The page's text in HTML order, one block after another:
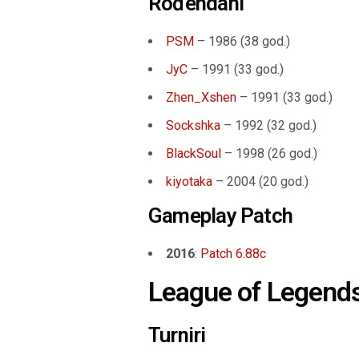
PSM – 1986 (38 god.)
JyC – 1991 (33 god.)
Zhen_Xshen – 1991 (33 god.)
Sockshka – 1992 (32 god.)
BlackSoul – 1998 (26 god.)
kiyotaka – 2004 (20 god.)
Gameplay Patch
2016: Patch 6.88c
League of
Turniri